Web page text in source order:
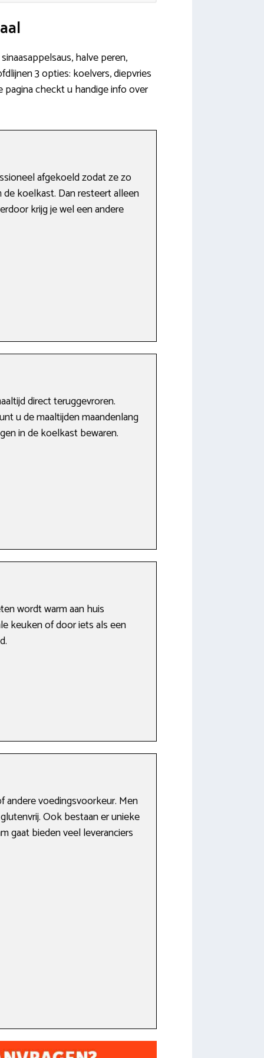
halve peren,
3 opties: koelvers, diepvries
checkt u handige info over
afgekoeld zodat ze zo
koelkast. Dan resteert alleen
krijg je wel een andere
direct teruggevroren.
u de maaltijden maandenlang
in de koelkast bewaren.
wordt warm aan huis
keuken of door iets als een
andere voedingsvoorkeur. Men
Ook bestaan er unieke
gaat bieden veel leveranciers